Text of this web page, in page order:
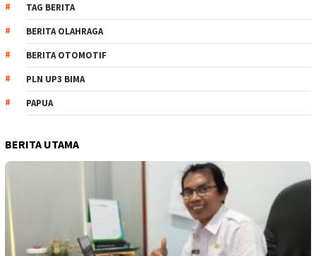
TAG BERITA
BERITA OLAHRAGA
BERITA OTOMOTIF
PLN UP3 BIMA
PAPUA
BERITA UTAMA